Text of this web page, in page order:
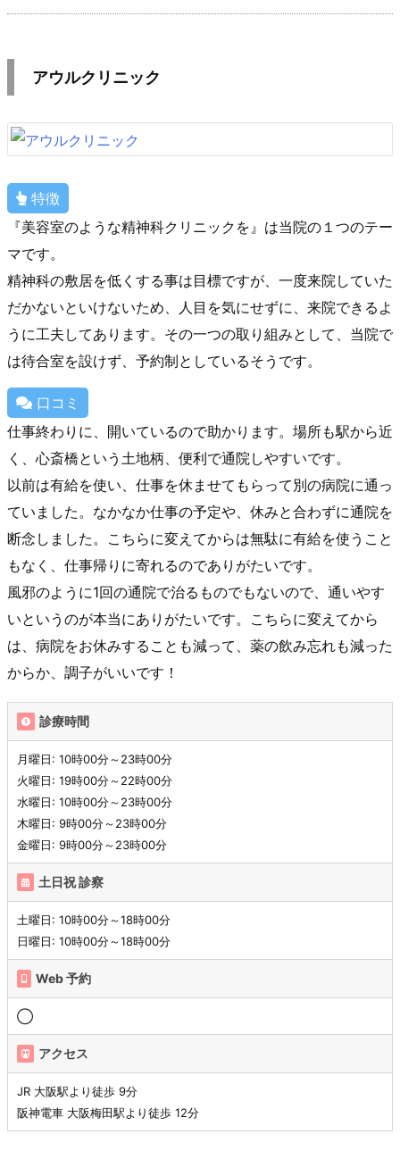
アウルクリニック
特徴
『美容室のような精神科クリニックを』は当院の１つのテー
マです。
精神科の敷居を低くする事は目標ですが、一度来院していた
だかないといけないため、人目を気にせずに、来院できるよ
うに工夫してあります。その一つの取り組みとして、当院で
は待合室を設けず、予約制としているそうです。
口コミ
仕事終わりに、開いているので助かります。場所も駅から近
く、心斎橋という土地柄、便利で通院しやすいです。
以前は有給を使い、仕事を休ませてもらって別の病院に通っ
ていました。なかなか仕事の予定や、休みと合わずに通院を
断念しました。こちらに変えてからは無駄に有給を使うこと
もなく、仕事帰りに寄れるのでありがたいです。
風邪のように1回の通院で治るものでもないので、通いやす
いというのが本当にありがたいです。こちらに変えてから
は、病院をお休みすることも減って、薬の飲み忘れも減った
からか、調子がいいです！
診療時間
月曜日: 10時00分～23時00分
火曜日: 19時00分～22時00分
水曜日: 10時00分～23時00分
木曜日: 9時00分～23時00分
金曜日: 9時00分～23時00分
土日祝 診察
土曜日: 10時00分～18時00分
日曜日: 10時00分～18時00分
Web 予約
◯
アクセス
JR 大阪駅より徒歩 9分
阪神電車 大阪梅田駅より徒歩 12分